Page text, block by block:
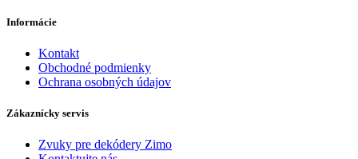
Informácie
Kontakt
Obchodné podmienky
Ochrana osobných údajov
Zákaznícky servis
Zvuky pre dekódery Zimo